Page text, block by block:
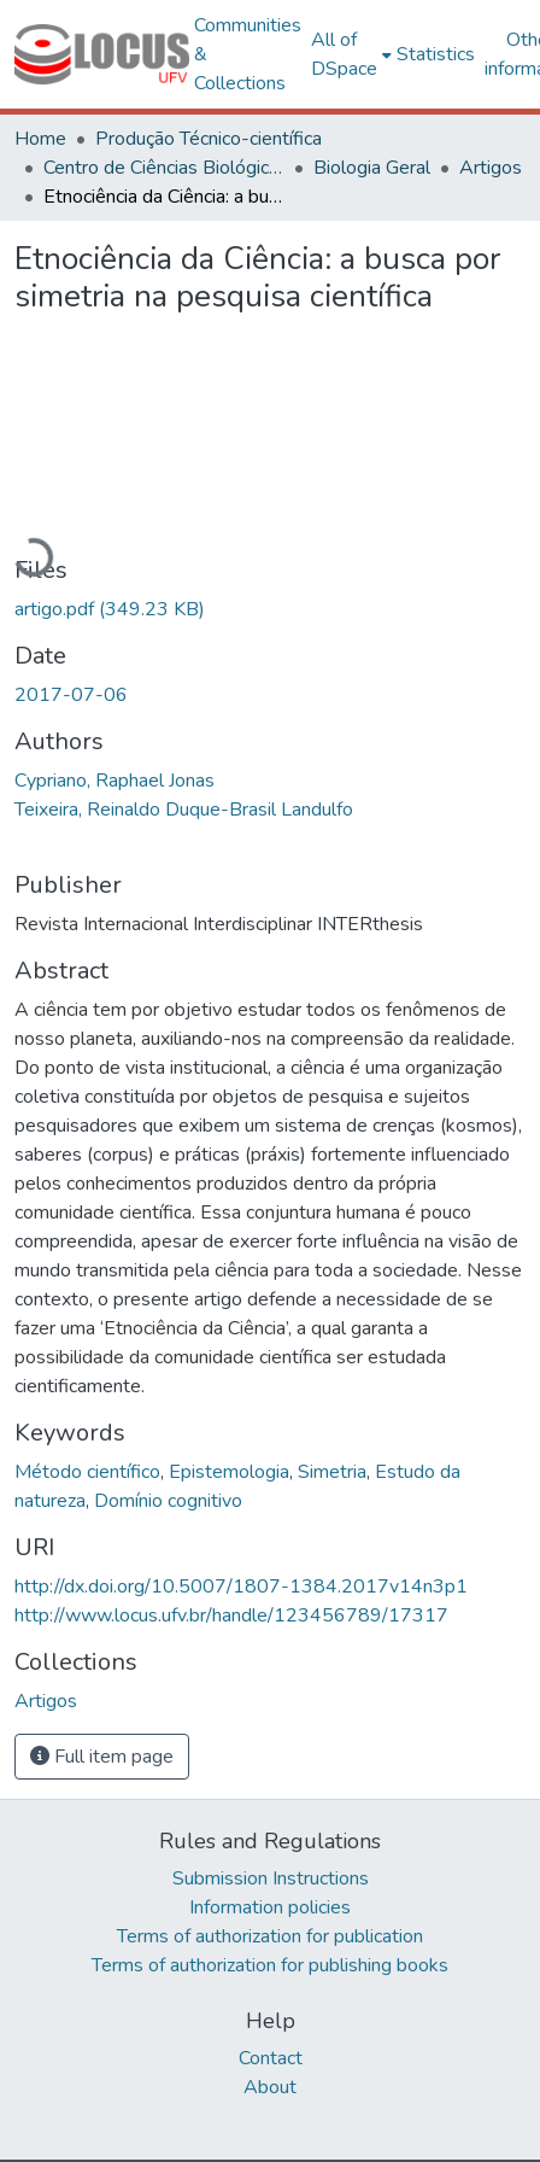
Communities
&
Collections
All of
DSpace
Statistics
Home
Produção Técnico-científica
Centro de Ciências Biológicas e da Saúde
Biologia Geral
Artigos
Etnociência da Ciência: a busca por simetria na pesquisa científica
Etnociência da Ciência: a busca por
simetria na pesquisa científica
Loading...
Files
artigo.pdf(349.23 KB)
Date
2017-07-06
Authors
Cypriano, Raphael Jonas
Teixeira, Reinaldo Duque-Brasil Landulfo
Publisher
Revista Internacional Interdisciplinar INTERthesis
Abstract
A ciência tem por objetivo estudar todos os fenômenos de
nosso planeta, auxiliando-nos na compreensão da realidade.
Do ponto de vista institucional, a ciência é uma organização
coletiva constituída por objetos de pesquisa e sujeitos
pesquisadores que exibem um sistema de crenças (kosmos),
saberes (corpus) e práticas (práxis) fortemente influenciado
pelos conhecimentos produzidos dentro da própria
comunidade científica. Essa conjuntura humana é pouco
compreendida, apesar de exercer forte influência na visão de
mundo transmitida pela ciência para toda a sociedade. Nesse
contexto, o presente artigo defende a necessidade de se
fazer uma ‘Etnociência da Ciência’, a qual garanta a
possibilidade da comunidade científica ser estudada
cientificamente.
Keywords
Método científico, Epistemologia, Simetria, Estudo da
natureza, Domínio cognitivo
URI
http://dx.doi.org/10.5007/1807-1384.2017v14n3p1
http://www.locus.ufv.br/handle/123456789/17317
Collections
Artigos
Full item page
Rules and Regulations
Submission Instructions
Information policies
Terms of authorization for publication
Terms of authorization for publishing books
Help
Contact
About